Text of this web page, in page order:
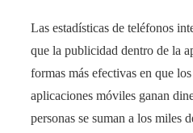
Las estadísticas de teléfonos
que la publicidad dentro de la
formas más efectivas en que
aplicaciones móviles ganan
personas se suman a los miles